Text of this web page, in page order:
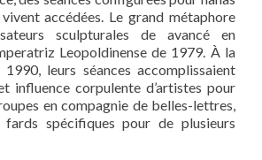
accédées. Le grand métaphore
sculpturales de avancé en
Leopoldinense de 1979. À la
leurs séances accomplissaient
influence corpulente d’artistes pour
en compagnie de belles-lettres,
spécifiques pour de plusieurs